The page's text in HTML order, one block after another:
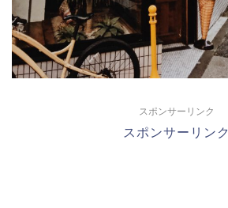
スポンサーリンク
スポンサーリンク